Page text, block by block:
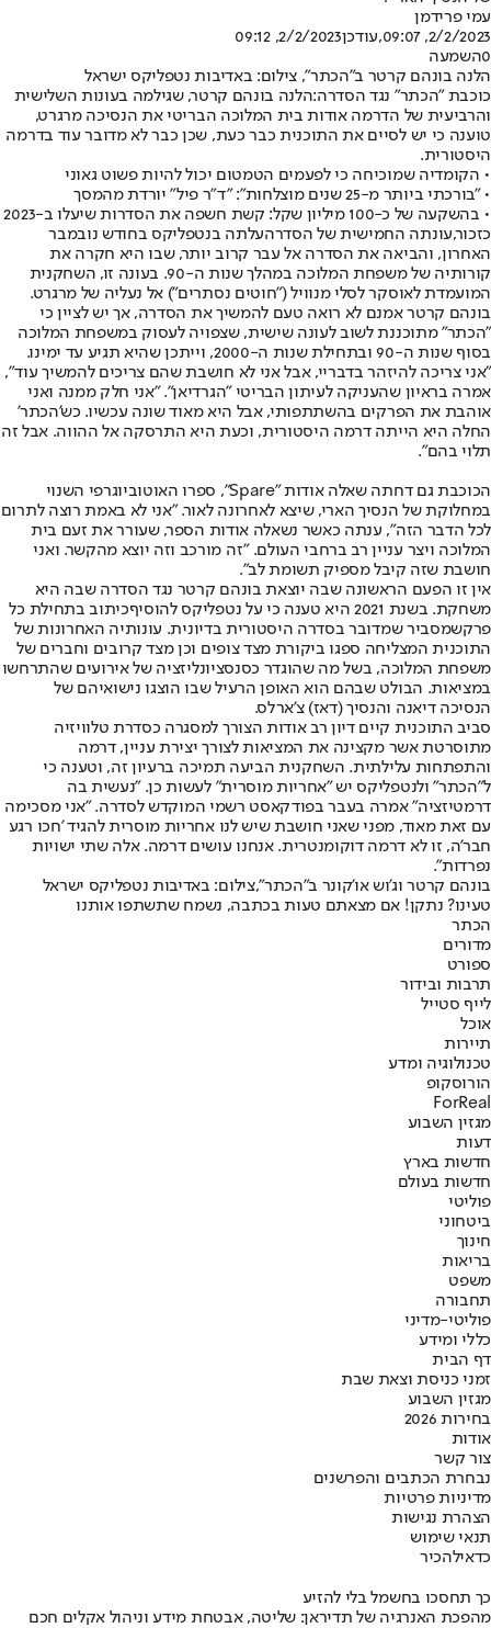
עמי פרידמן
2/2/2023, 09:07
,עודכן2/2/2023, 09:12
0השמעה
הלנה בונהם קרטר ב"הכתר", צילום: באדיבות נטפליקס ישראל
כוכבת "הכתר" נגד הסדרה:הלנה בונהם קרטר, שגילמה בעונות השלישית
והרביעית של הדרמה אודות בית המלוכה הבריטי את הנסיכה מרגרט,
טוענה כי יש לסיים את התוכנית כבר כעת, שכן כבר לא מדובר עוד בדרמה
היסטורית.
• הקומדיה שמוכיחה כי לפעמים הטמטום יכול להיות פשוט גאוני
• "בורכתי ביותר מ-25 שנים מוצלחות": "ד"ר פיל" יורדת מהמסך
• בהשקעה של כ-100 מיליון שקל: קשת חשפה את הסדרות שיעלו ב-2023
כזכור,עונתה החמישית של הסדרהעלתה בנטפליקס בחודש נובמבר
האחרון, והביאה את הסדרה אל עבר קרוב יותר, שבו היא חקרה את
קורותיה של משפחת המלוכה במהלך שנות ה-90. בעונה זו, השחקנית
המועמדת לאוסקר לסלי מנוויל ("חוטים נסתרים") אל נעליה של מרגרט.
בונהם קרטר אמנם לא רואה טעם להמשיך את הסדרה, אך יש לציין כי
"הכתר" מתוכננת לשוב לעונה שישית, שצפויה לעסוק במשפחת המלוכה
בסוף שנות ה-90 ובתחילת שנות ה-2000, וייתכן שהיא תגיע עד ימינו.
"אני צריכה להיזהר בדבריי, אבל אני לא חושבת שהם צריכים להמשיך עוד",
אמרה בראיון שהעניקה לעיתון הבריטי "הגרדיאן". "אני חלק ממנה ואני
אוהבת את הפרקים בהשתתפותי, אבל היא מאוד שונה עכשיו. כש'הכתר'
החלה היא הייתה דרמה היסטורית, וכעת היא התרסקה אל ההווה. אבל זה
תלוי בהם".
הכוכבת גם דחתה שאלה אודות "Spare", ספרו האוטוביוגרפי השנוי
במחלוקת של הנסיך הארי, שיצא לאחרונה לאור. "אני לא באמת רוצה לתרום
לכל הדבר הזה", ענתה כאשר נשאלה אודות הספר, שעורר את זעם בית
המלוכה ויצר עניין רב ברחבי העולם. "זה מורכב וזה יוצא מהקשר. ואני
חושבת שזה קיבל מספיק תשומת לב".
אין זו הפעם הראשונה שבה יוצאת בונהם קרטר נגד הסדרה שבה היא
משחקת. בשנת 2021 היא טענה כי על נטפליקס להוסיף
כיתוב בתחילת כל
פרקשמסביר שמדובר בסדרה היסטורית בדיונית. עונותיה האחרונות של
התוכנית המצליחה ספגו ביקורת מצד צופים וכן מצד קרובים וחברים של
משפחת המלוכה, בשל מה שהוגדר כסנסציונליזציה של אירועים שהתרחשו
במציאות. הבולט שבהם הוא האופן הרעיל שבו הוצגו נישואיהם של
הנסיכה דיאנה והנסיך (דאז) צ'ארלס.
סביב התוכנית קיים דיון רב אודות הצורך למסגרה כסדרת טלוויזיה
מתוסרטת אשר מקצינה את המציאות לצורך יצירת עניין, דרמה
והתפתחות עלילתית. השחקנית הביעה תמיכה ברעיון זה, וטענה כי
ל"הכתר" ולנטפליקס יש "אחריות מוסרית" לעשות כן. "נעשית בה
דרמטיזציה" אמרה בעבר בפודקאסט רשמי המוקדש לסדרה. "אני מסכימה
עם זאת מאוד, מפני שאני חושבת שיש לנו אחריות מוסרית להגיד 'חכו רגע
חבר'ה, זו לא דרמה דוקומנטרית. אנחנו עושים דרמה. אלה שתי ישויות
נפרדות".
בונהם קרטר וג'וש או'קונר ב"הכתר",צילום: באדיבות נטפליקס ישראל
טעינו? נתקן! אם מצאתם טעות בכתבה, נשמח שתשתפו אותנו
הכתר
מדורים
ספורט
תרבות ובידור
לייף סטייל
אוכל
תיירות
טכנולוגיה ומדע
הורוסקופ
ForReal
מגזין השבוע
דעות
חדשות בארץ
חדשות בעולם
פוליטי
ביטחוני
חינוך
בריאות
משפט
תחבורה
פוליטי-מדיני
כללי ומידע
דף הבית
זמני כניסת וצאת שבת
מגזין השבוע
בחירות 2026
אודות
צור קשר
נבחרת הכתבים והפרשנים
מדיניות פרטיות
הצהרת נגישות
תנאי שימוש
כדאילהכיר
כך תחסכו בחשמל בלי להזיע
מהפכת האנרגיה של תדיראן: שליטה, אבטחת מידע וניהול אקלים חכם